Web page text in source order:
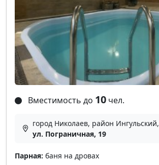
Вместимость до 10 чел.
город Николаев, район Ингульский,
ул. Пограничная, 19
Парная: баня на дровах